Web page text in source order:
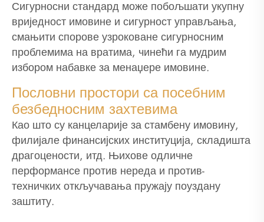
Сигурносни стандард може побољшати укупну
вриједност имовине и сигурност управљања,
смањити спорове узроковане сигурносним
проблемима на вратима, чинећи га мудрим
избором набавке за менаџере имовине.
Пословни простори са посебним
безбедносним захтевима
Као што су канцеларије за стамбену имовину,
филијале финансијских институција, складишта
драгоцености, итд. Њихове одличне
перформансе против нереда и против-
техничких откључавања пружају поуздану
заштиту.